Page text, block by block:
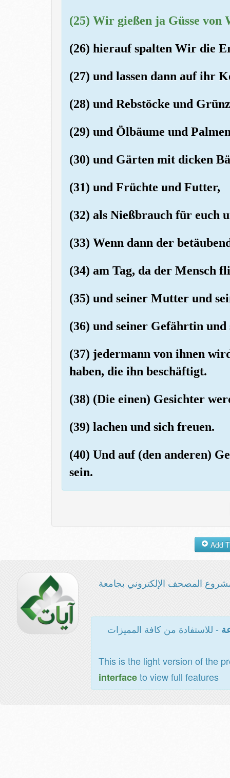
(25) Wir gießen ja Güsse von
(26) hierauf spalten Wir die
(27) und lassen dann auf ihr
(28) und Rebstöcke und
(29) und Ölbäume und
(30) und Gärten mit dicken
(31) und Früchte und Futter,
(32) als Nießbrauch für euch
(33) Wenn dann der
(34) am Tag, da der Mensch
(35) und seiner Mutter und
(36) und seiner Gefährtin und
(37) jedermann von ihnen
haben, die ihn beschäftigt.
(38) (Die einen) Gesichter
(39) lachen und sich freuen.
(40) Und auf (den anderen)
sein.
المصحف الإلكتروني بجامعة
- للاستفادة من كافة المميزات
This is the light version of the
interfaceto view full features